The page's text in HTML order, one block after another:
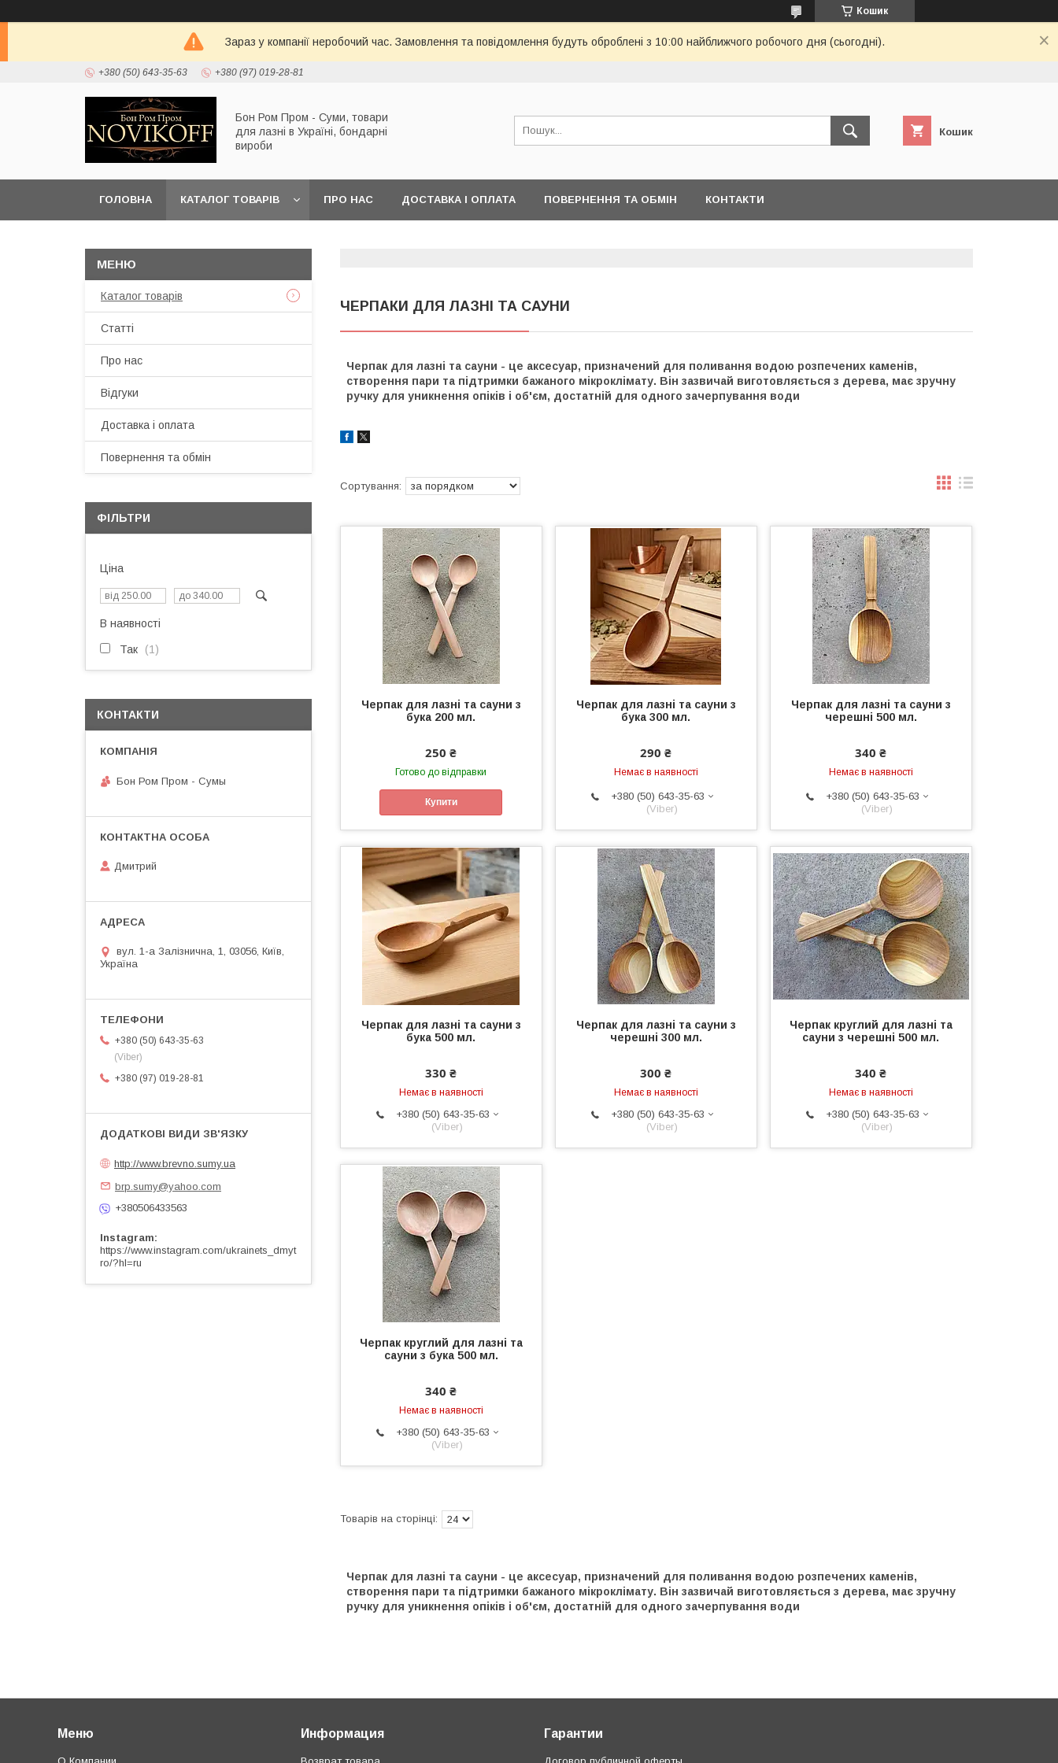
Кошик
Зараз у компанії неробочий час. Замовлення та повідомлення будуть оброблені з 10:00 найближчого робочого дня (сьогодні).
+380 (50) 643-35-63 +380 (97) 019-28-81
Бон Ром Пром - Суми, товари
для лазні в Україні, бондарні
вироби
Кошик
ГОЛОВНА КАТАЛОГ ТОВАРІВ ПРО НАС ДОСТАВКА І ОПЛАТА ПОВЕРНЕННЯ ТА ОБМІН КОНТАКТИ
ЧЕРПАКИ ДЛЯ ЛАЗНІ ТА САУНИ
Черпак для лазні та сауни - це аксесуар, призначений для поливання водою розпечених каменів,
створення пари та підтримки бажаного мікроклімату. Він зазвичай виготовляється з дерева, має зручну
ручку для уникнення опіків і об'єм, достатній для одного зачерпування води
Черпак для лазні та сауни з
бука 200 мл.
250 ₴
Готово до відправки
Купити
Черпак для лазні та сауни з
бука 300 мл.
290 ₴
Немає в наявності
+380 (50) 643-35-63
(Viber)
Черпак для лазні та сауни з
черешні 500 мл.
340 ₴
Немає в наявності
+380 (50) 643-35-63
(Viber)
Черпак для лазні та сауни з
бука 500 мл.
330 ₴
Немає в наявності
+380 (50) 643-35-63
(Viber)
Черпак для лазні та сауни з
черешні 300 мл.
300 ₴
Немає в наявності
+380 (50) 643-35-63
(Viber)
Черпак круглий для лазні та
сауни з черешні 500 мл.
340 ₴
Немає в наявності
+380 (50) 643-35-63
(Viber)
Черпак круглий для лазні та
сауни з бука 500 мл.
340 ₴
Немає в наявності
+380 (50) 643-35-63
(Viber)
Черпак для лазні та сауни - це аксесуар, призначений для поливання водою розпечених каменів,
створення пари та підтримки бажаного мікроклімату. Він зазвичай виготовляється з дерева, має зручну
ручку для уникнення опіків і об'єм, достатній для одного зачерпування води
Каталог товарів
Статті
Про нас
Відгуки
Доставка і оплата
Повернення та обмін
ФІЛЬТРИ
Ціна
В наявності
Так 1
КОНТАКТИ
Бон Ром Пром - Сумы
Дмитрий
вул. 1-а Залізнична, 1, 03056, Київ,
Україна
+380 (50) 643-35-63
(Viber)
+380 (97) 019-28-81
http://www.brevno.sumy.ua
brp.sumy@yahoo.com
+380506433563
Instagram
https://www.instagram.com/ukrainets_dmyt
ro/?hl=ru
Меню Информация Гарантии